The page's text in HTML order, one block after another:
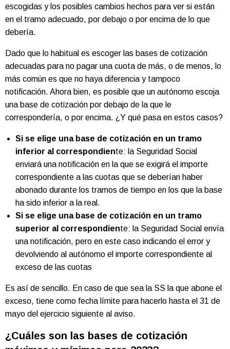
escogidas y los posibles cambios hechos para ver si están
en el tramo adecuado, por debajo o por encima de lo que
debería.
Dado que lo habitual es escoger las bases de cotización
adecuadas para no pagar una cuota de más, o de menos, lo
más común es que no haya diferencia y tampoco
notificación. Ahora bien, es posible que un autónomo escoja
una base de cotización por debajo de la que le
correspondería, o por encima. ¿Y qué pasa en estos casos?
Si se elige una base de cotización en un tramo
inferior al correspondiente: la Seguridad Social
enviará una notificación en la que se exigirá el importe
correspondiente a las cuotas que se deberían haber
abonado durante los tramos de tiempo en los que la base
ha sido inferior a la real.
Si se elige una base de cotización en un tramo
superior al correspondiente: la Seguridad Social envía
una notificación, pero en este caso indicando el error y
devolviendo al autónomo el importe correspondiente al
exceso de las cuotas
Es así de sencillo. En caso de que sea la SS la que abone el
exceso, tiene como fecha límite para hacerlo hasta el 31 de
mayo del ejercicio siguiente al aviso.
¿Cuáles son las bases de cotización